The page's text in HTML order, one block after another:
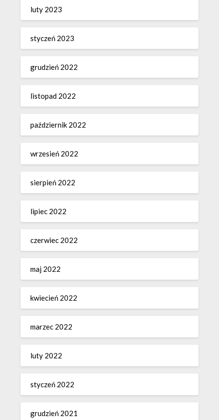
luty 2023
styczeń 2023
grudzień 2022
listopad 2022
październik 2022
wrzesień 2022
sierpień 2022
lipiec 2022
czerwiec 2022
maj 2022
kwiecień 2022
marzec 2022
luty 2022
styczeń 2022
grudzień 2021